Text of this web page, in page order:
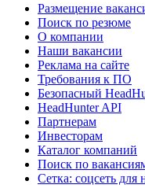
Размещение
Поиск по резюме
О компании
Наши вакансии
Реклама на сайте
Требования к ПО
Безопасный
HeadHunter API
Партнерам
Инвесторам
Каталог компаний
Поиск по
Сетка: соцсеть для